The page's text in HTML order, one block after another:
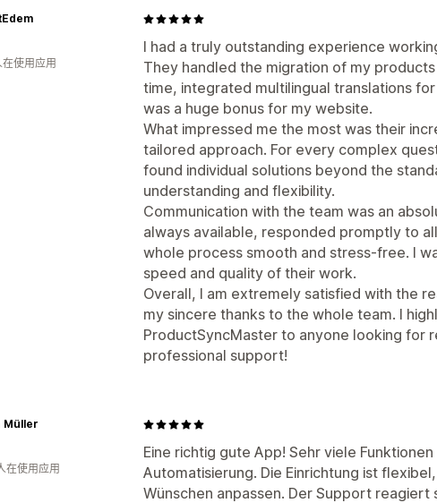
I had a truly outstanding experience
They handled the migration of my
time, integrated multilingual translations
was a huge bonus for my website.
What impressed me the most was their
tailored approach. For every complex
found individual solutions beyond the
understanding and flexibility.
Communication with the team was an
always available, responded promptly to
whole process smooth and stress-free. I
speed and quality of their work.
Overall, I am extremely satisfied with the
my sincere thanks to the whole team. I
ProductSyncMaster to anyone looking for
professional support!
使用应用
Eine richtig gute App! Sehr viele
Automatisierung. Die Einrichtung ist
Wünschen anpassen. Der Support reagiert
Müller
在使用应用